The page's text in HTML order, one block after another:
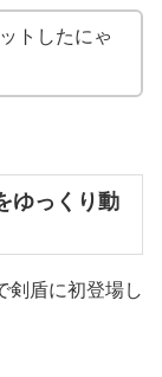
トしたにゃ
ゆっくり動
剣盾に初登場し